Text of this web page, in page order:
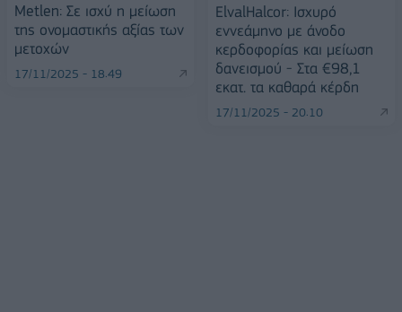
Metlen: Σε ισχύ η μείωση
της ονομαστικής αξίας των
μετοχών
17/11/2025 - 18:49
ElvalHalcor: Ισχυρό
εννεάμηνο με άνοδο
κερδοφορίας και μείωση
δανεισμού - Στα €98,1
εκατ. τα καθαρά κέρδη
17/11/2025 - 20:10